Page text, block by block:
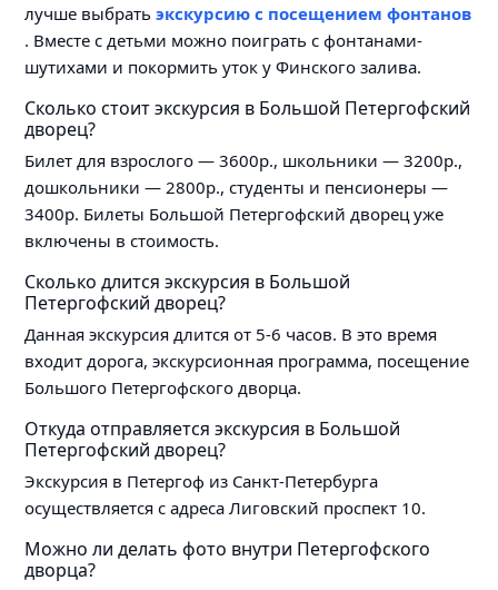
лучше выбрать экскурсию с посещением фонтанов
. Вместе с детьми можно поиграть с фонтанами-
шутихами и покормить уток у Финского залива.
Сколько стоит экскурсия в Большой Петергофский
дворец?
Билет для взрослого — 3600р., школьники — 3200р.,
дошкольники — 2800р., студенты и пенсионеры —
3400р. Билеты Большой Петергофский дворец уже
включены в стоимость.
Сколько длится экскурсия в Большой
Петергофский дворец?
Данная экскурсия длится от 5-6 часов. В это время
входит дорога, экскурсионная программа, посещение
Большого Петергофского дворца.
Откуда отправляется экскурсия в Большой
Петергофский дворец?
Экскурсия в Петергоф из Санкт-Петербурга
осуществляется с адреса Лиговский проспект 10.
Можно ли делать фото внутри Петергофского
дворца?